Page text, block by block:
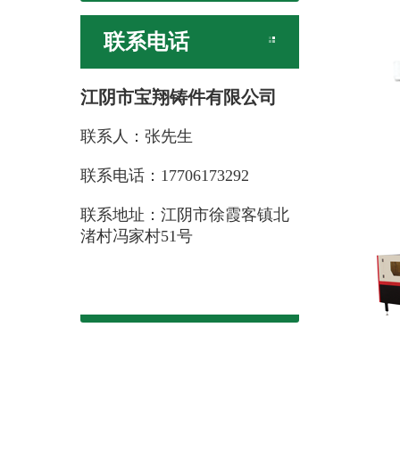
联系电话
江阴市宝翔铸件有限公司
联系人：张先生
联系电话：17706173292
联系地址：江阴市徐霞客镇北
渚村冯家村51号